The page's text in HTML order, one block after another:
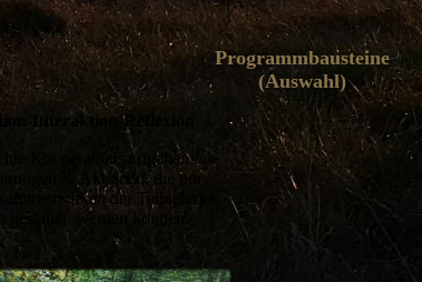
Programmbausteine
(Auswahl)
Interaktion-Reflexion
Kooperationsaufgaben,
& Aktionen, die nur
der Teilnehmer
gestaltet werden können.